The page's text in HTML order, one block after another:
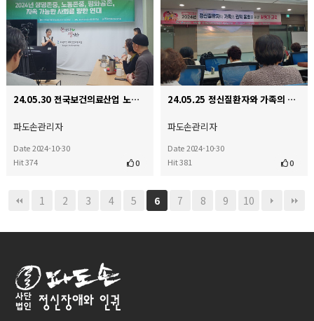
24.05.30 전국보건의료산업 노동조합 연대
파도손관리자
Date 2024-10-30
Hit 374
0
24.05.25 정신질환자와 가족의 권익 옹호를 위한 활동가 교육 참석
파도손관리자
Date 2024-10-30
Hit 381
0
1 2 3 4 5 6 7 8 9 10